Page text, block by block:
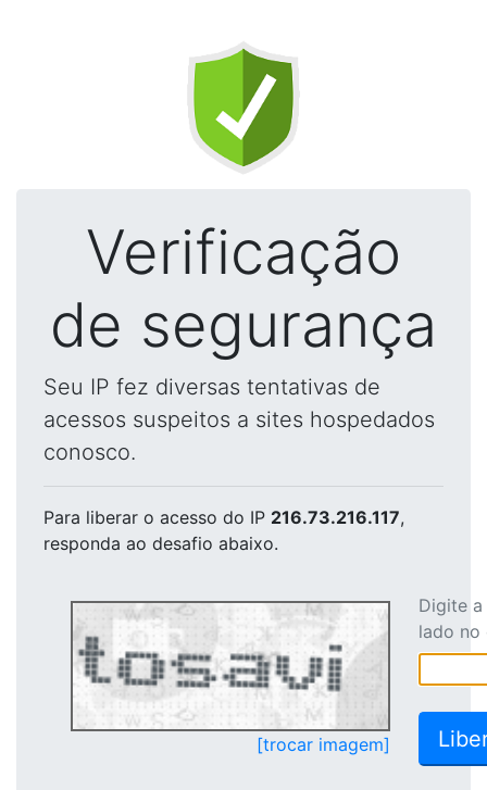
Verificação
de segurança
Seu IP fez diversas tentativas de
acessos suspeitos a sites hospedados
conosco.
Para liberar o acesso do IP 216.73.216.117,
responda ao desafio abaixo.
[trocar imagem]
Digite
lado no